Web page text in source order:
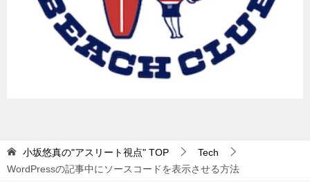
小坂悠真の"アスリート視点" TOP
Tech
WordPressの記事中にソースコードを表示させる方法